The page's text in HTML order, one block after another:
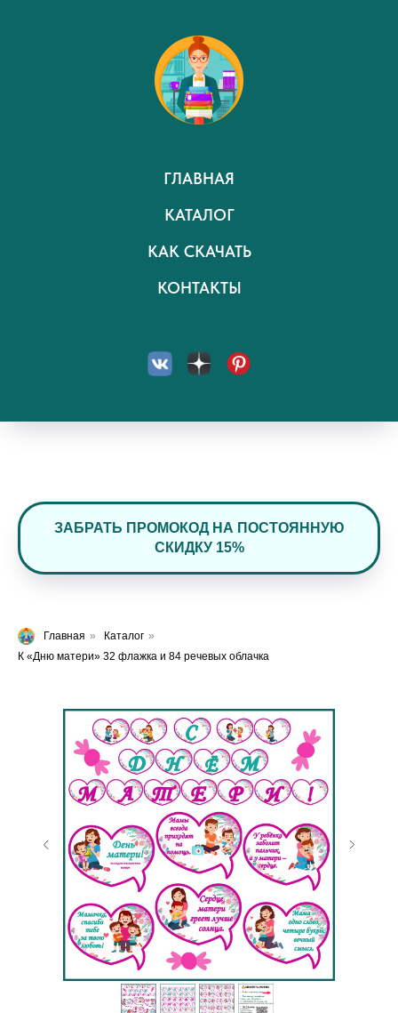
ГЛАВНАЯ
КАТАЛОГ
КАК СКАЧАТЬ
КОНТАКТЫ
ЗАБРАТЬ ПРОМОКОД НА ПОСТОЯННУЮ
СКИДКУ 15%
Главная » Каталог »
К «Дню матери» 32 флажка и 84 речевых облачка